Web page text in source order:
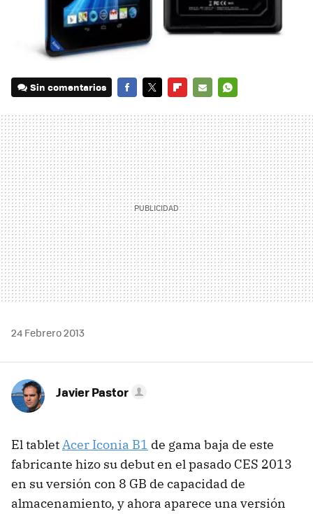
Sin comentarios
MAIL
24 Febrero 2013
Javier Pastor
El tabletAcer Iconia B1 de gama baja de este
fabricante hizo su debut en el pasado CES 2013
en su versión con 8 GB de capacidad de
almacenamiento, y ahora aparece una versión